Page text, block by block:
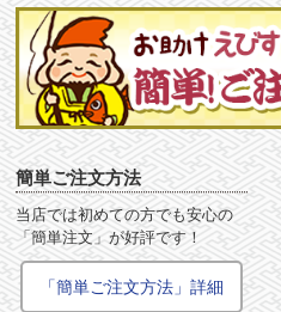
簡単ご注文方法
当店では初めての方でも安心の
「簡単注文」が好評です！
「簡単ご注文方法」詳細